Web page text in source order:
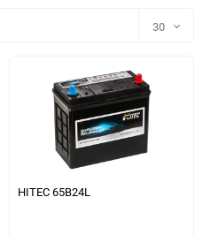
30
30
60
90
HITEC 65B24L